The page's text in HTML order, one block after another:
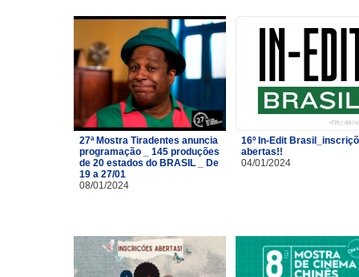
27ª Mostra Tiradentes anuncia
programação _ 145 produções
de 20 estados do BRASIL _ De
19 a 27/01
08/01/2024
16º In-Edit
abertas!!
04/01/2024